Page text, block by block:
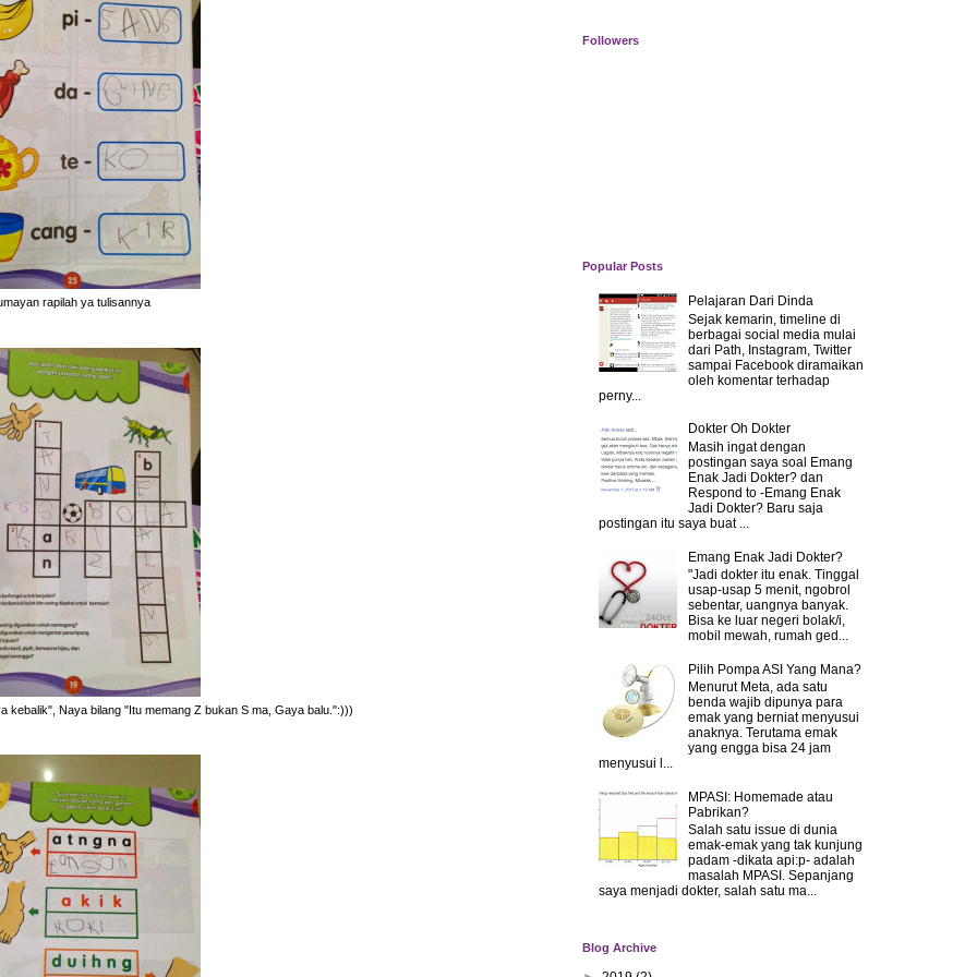
rapilah ya tulisannya
kebalik", Naya bilang "Itu memang Z bukan S ma, Gaya balu.":)))
Followers
Popular Posts
Pelajaran Dari Dinda
Sejak kemarin, timeline di
berbagai social media mulai
dari Path, Instagram, Twitter
sampai Facebook diramaikan
oleh komentar terhadap
perny...
Dokter Oh Dokter
Masih ingat dengan
postingan saya soal Emang
Enak Jadi Dokter? dan
Respond to -Emang Enak
Jadi Dokter? Baru saja
postingan itu saya buat ...
Emang Enak Jadi Dokter?
"Jadi dokter itu enak. Tinggal
usap-usap 5 menit, ngobrol
sebentar, uangnya banyak.
Bisa ke luar negeri bolak/i,
mobil mewah, rumah ged...
Pilih Pompa ASI Yang Mana?
Menurut Meta, ada satu
benda wajib dipunya para
emak yang berniat menyusui
anaknya. Terutama emak
yang engga bisa 24 jam
menyusui l...
MPASI: Homemade atau
Pabrikan?
Salah satu issue di dunia
emak-emak yang tak kunjung
padam -dikata api:p- adalah
masalah MPASI. Sepanjang
saya menjadi dokter, salah satu ma...
Blog Archive